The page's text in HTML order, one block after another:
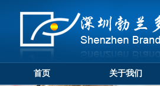
首页 关于我们